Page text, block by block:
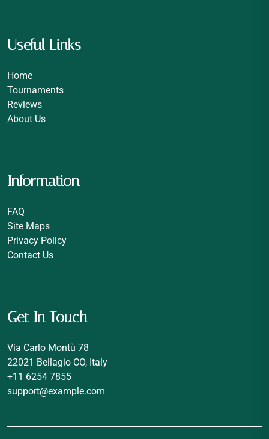
Useful Links
Home
Tournaments
Reviews
About Us
Information
FAQ
Site Maps
Privacy Policy
Contact Us
Get In Touch
Via Carlo Montù 78
22021 Bellagio CO, Italy
+11 6254 7855
support@example.com